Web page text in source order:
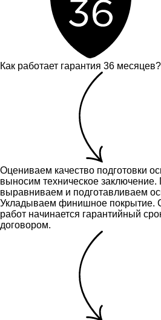
Как работает гарантия 36 месяцев?
Оцениваем качество подготовки
выносим техническое заключение.
выравниваем и подготавливаем
Укладываем финишное покрытие.
работ начинается гарантийный
договором.